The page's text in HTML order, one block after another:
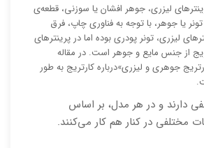
لیزری، جوهر افشان یا سوزنی، قطعه‌ی
یا جوهر، با توجه به فناوری چاپ، فرق
لیزری، تونر پودری بوده اما در پرینترهای
از جنس مایع و جوهر است. در مقاله
جوهری و لیزری»درباره کارتریج به طور
دارند و در هر مدل، بر اساس
مختلفی در کنار هم کار می‌کنند.